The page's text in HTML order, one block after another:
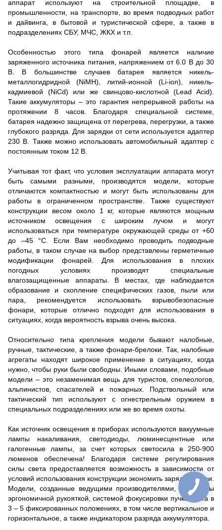
аппарат используют на строительной площадке, в
промышленности, на транспорте, во время подводных работ
и дайвинга, в бытовой и туристической сфере, а также в
подразделениях СБУ, МЧС, ЖКХ и т.п.
Особенностью этого типа фонарей является наличие
заряженного источника питания, напряжением от 6.0 В до 30
В. В большинстве случаев батарея является никель-
металлогидридной (NiMH), литий-ионной (Li-ion), никель-
кадмиевой (NiCd) или же свинцово-кислотной (Lead Acid).
Такие аккумуляторы – это гарантия непрерывной работы на
протяжении 8 часов. Благодаря специальной системе,
батарея надежно защищена от перегрева, перегрузки, а также
глубокого разряда. Для зарядки от сети используется адаптер
230 В. Также можно использовать автомобильный адаптер с
постоянным током 12 В.
Учитывая тот факт, что условия эксплуатации аппарата могут
быть самыми разными, производятся модели, которые
отличаются компактностью и могут быть использованы для
работы в ограниченном пространстве. Также существуют
конструкции весом около 1 кг, которые являются мощным
источником освещения с широким лучом и могут
использоваться при температуре окружающей среды от +60
до –45 °С. Если Вам необходимо проводить подводные
работы, в таком случае на выбор представлены герметичные
модификации фонарей. Для использования в плохих
погодных условиях производят специальные
влагозащищенные аппараты. В местах, где наблюдается
образование и скопление специфических газов, пыли или
пара, рекомендуется использовать взрывобезопасные
фонари, которые отлично подходят для использования в
ситуациях, когда вероятность взрыва очень высока.
Относительно типа крепления модели бывают налобные,
ручные, тактические, а также фонари-брелоки. Так, налобные
агрегаты находят широкое применение в ситуациях, когда
нужно, чтобы руки были свободны. Иными словами, подобные
модели – это незаменимая вещь для туристов, спелеологов,
альпинистов, спасателей и пожарных. Подствольный или
тактический тип используют с огнестрельным оружием в
специальных подразделениях или же во время охоты.
Как источник освещения в приборах используются вакуумные
лампы накаливания, светодиоды, люминесцентные или
галогенные лампы, за счет которых светосила в 250-900
люменов обеспечена! Благодаря системе регулирования
силы света предоставляется возможность в зависимости от
условий использования конструкции экономить заряд батареи.
Модели, созданные ведущими производителями, оснащены
эргономичной рукояткой, системой фокусировки пучка света в
3 – 5 фиксированных положениях, в том числе вертикальное и
горизонтальное, а также индикатором разряда аккумулятора.